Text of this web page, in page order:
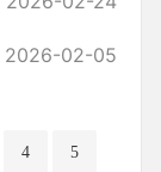
2026-02-05
4 5